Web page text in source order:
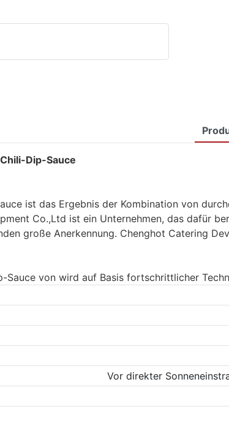
Dip-Sauce
ist das Ergebnis der Kombination von
Co.,Ltd ist ein Unternehmen, das dafür
große Anerkennung. Chenghot Catering
Sauce von wird auf Basis fortschrittlicher
Vor direkter